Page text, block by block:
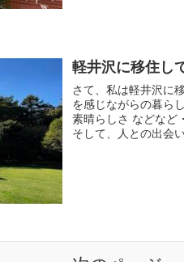
軽井沢に移住し
さて、私は軽井沢に
を感じながらの暮ら
素晴らしさ などなど
そして、人との出会